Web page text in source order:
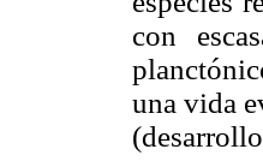
con
una vida